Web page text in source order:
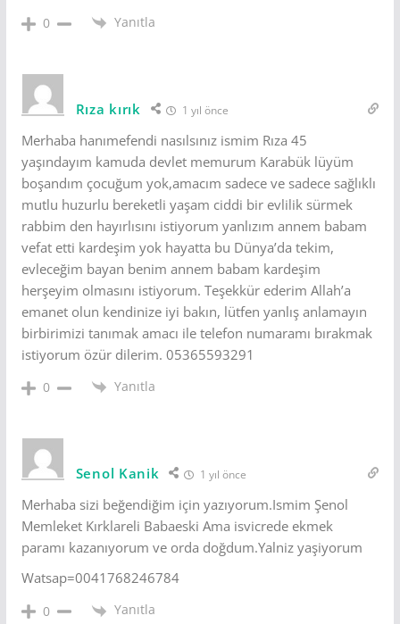
0 Yanıtla
Rıza kırık 1 yıl önce
Merhaba hanımefendi nasılsınız ismim Rıza 45
yaşındayım kamuda devlet memurum Karabük lüyüm
boşandım çocuğum yok,amacım sadece ve sadece sağlıklı
mutlu huzurlu bereketli yaşam ciddi bir evlilik sürmek
rabbim den hayırlısını istiyorum yanlızım annem babam
vefat etti kardeşim yok hayatta bu Dünya’da tekim,
evleceğim bayan benim annem babam kardeşim
herşeyim olmasını istiyorum. Teşekkür ederim Allah’a
emanet olun kendinize iyi bakın, lütfen yanlış anlamayın
birbirimizi tanımak amacı ile telefon numaramı bırakmak
istiyorum özür dilerim. 05365593291
0 Yanıtla
Senol Kanik 1 yıl önce
Merhaba sizi beğendiğim için yazıyorum.Ismim Şenol
Memleket Kırklareli Babaeski Ama isvicrede ekmek
paramı kazanıyorum ve orda doğdum.Yalniz yaşiyorum
Watsap=0041768246784
0 Yanıtla